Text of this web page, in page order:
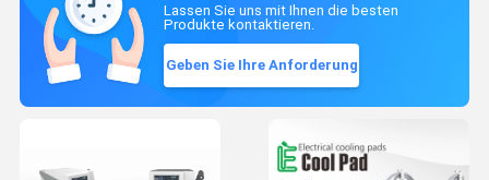
Lassen Sie uns mit Ihnen die besten
Produkte kontaktieren.
Geben Sie Ihre Anforderung